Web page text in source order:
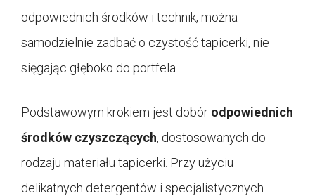
odpowiednich środków i technik, można
samodzielnie zadbać o czystość tapicerki, nie
sięgając głęboko do portfela.
Podstawowym krokiem jest dobór odpowiednich
środków czyszczących, dostosowanych do
rodzaju materiału tapicerki. Przy użyciu
delikatnych detergentów i specjalistycznych